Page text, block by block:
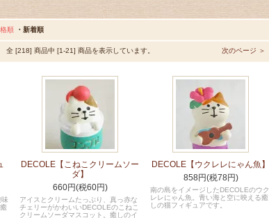
格順 ・新着順
全 [218] 商品中 [1-21] 商品を表示しています。 次のページ ＞
DECOLE【こねこクリームソー
ダ】
660円(税60円)
アイスとクリームたっぷり、真っ赤な
チェリーがかわいいDECOLEのこねこ
クリームソーダマスコット。癒しのイ
DECOLE【ウクレレにゃん魚】
858円(税78円)
南の島をイメージしたDECOLEのウク
レレにゃん魚。青い海と空に映える癒
しの猫フィギュアです。